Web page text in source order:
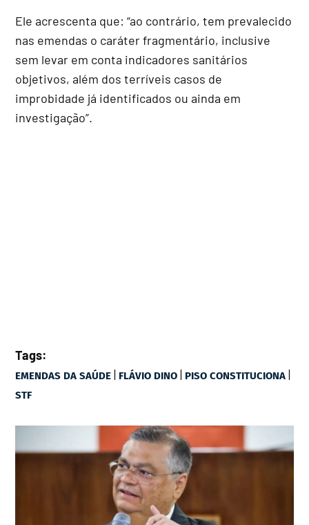
Ele acrescenta que: “ao contrário, tem prevalecido
nas emendas o caráter fragmentário, inclusive
sem levar em conta indicadores sanitários
objetivos, além dos terríveis casos de
improbidade já identificados ou ainda em
investigação”.
Tags:
EMENDAS DA SAÚDE | FLÁVIO DINO | PISO CONSTITUCIONA |
STF